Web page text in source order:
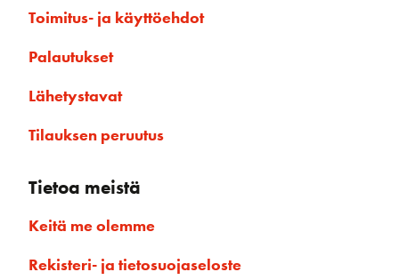
Toimitus- ja käyttöehdot
Palautukset
Lähetystavat
Tilauksen peruutus
Tietoa meistä
Keitä me olemme
Rekisteri- ja tietosuojaseloste